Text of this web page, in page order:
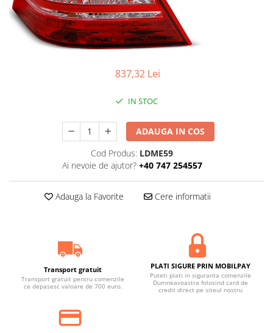
837,32 Lei
IN STOC
ADAUGA IN COS
Cod Produs: LDME59
Ai nevoie de ajutor? +40 747 254557
Adauga la Favorite Cere informatii
Transport gratuit
Transport gratuit pentru comenzile
ce depasesc valoare de 700 euro.
PLATI SIGURE PRIN MOBILPAY
Puteti plati in siguranta comenzile
Dumneavoastra folosind card de
credit direct pe siteul nostru